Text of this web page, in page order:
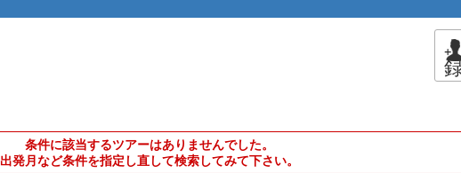
条件に該当するツアーはありませんでした。
出発月など条件を指定し直して検索してみて下さい。